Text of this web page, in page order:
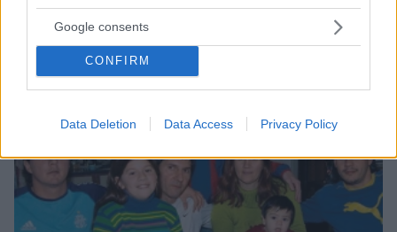
Google consents
CONFIRM
Data Deletion Data Access Privacy Policy